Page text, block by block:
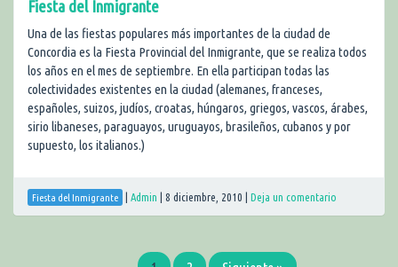
Fiesta del Inmigrante
Una de las fiestas populares más importantes de la ciudad de
Concordia es la Fiesta Provincial del Inmigrante, que se realiza todos
los años en el mes de septiembre. En ella participan todas las
colectividades existentes en la ciudad (alemanes, franceses,
españoles, suizos, judíos, croatas, húngaros, griegos, vascos, árabes,
sirio libaneses, paraguayos, uruguayos, brasileños, cubanos y por
supuesto, los italianos.)
Fiesta del Inmigrante | Admin | 8 diciembre, 2010 | Deja un comentario